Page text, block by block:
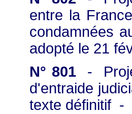
entre la
condamnées
adopté le 21
N° 801 -
d'entraide
texte définitif -